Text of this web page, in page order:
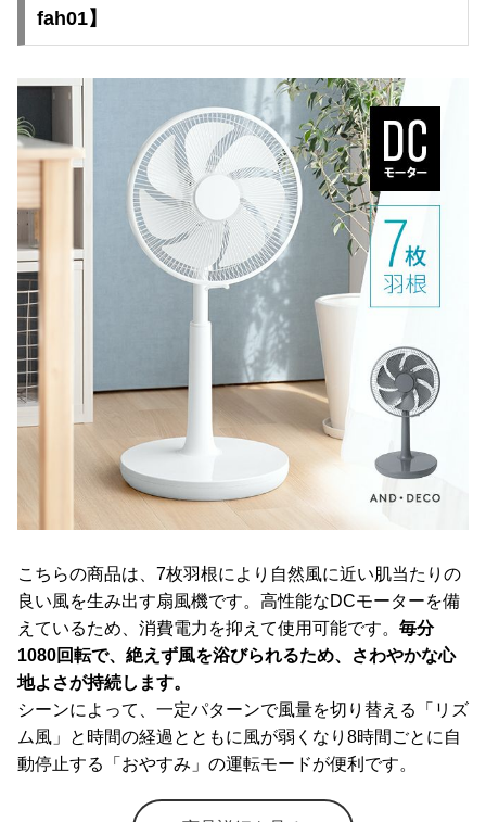
fah01】
こちらの商品は、7枚羽根により自然風に近い肌当たりの
良い風を生み出す扇風機です。高性能なDCモーターを備
えているため、消費電力を抑えて使用可能です。 毎分
1080回転で、絶えず風を浴びられるため、さわやかな心
地よさが持続します。
シーンによって、一定パターンで風量を切り替える「リズ
ム風」と時間の経過とともに風が弱くなり8時間ごとに自
動停止する「おやすみ」の運転モードが便利です。